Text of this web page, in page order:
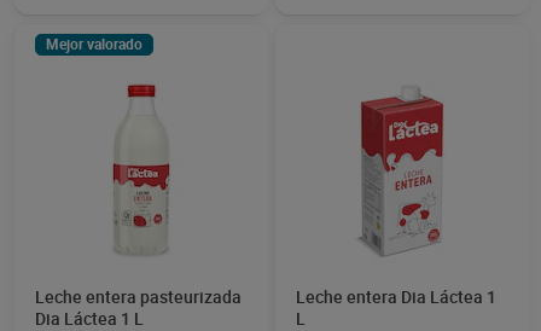
Mejor valorado
Leche entera pasteurizada
Dia Láctea 1 L
Leche entera Dia Láctea 1
L